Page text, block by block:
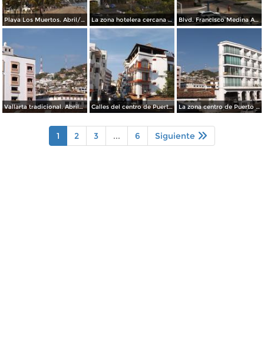
Playa Los Muertos. Abril/2015 La zona hotelera cercana al aeropuerto. Mayo/2015 Blvd. Francisco Medina Ascencio. Abril/2015
Vallarta tradicional. Abril/2015 Calles del centro de Puerto Vallarta. Abril/2015 La zona centro de Puerto Vallarta. Abril/2015
1 2 3 ... 6 Siguiente